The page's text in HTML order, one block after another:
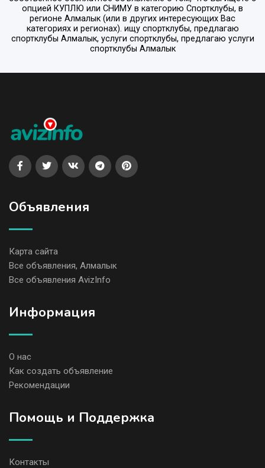
опцией КУПЛЮ или СНИМУ в категорию Спортклубы, в
регионе Алмалык (или в других интересующих Вас
категориях и регионах). ищу спортклубы, предлагаю
спортклубы Алмалык, услуги спортклубы, предлагаю услуги
спортклубы Алмалык
Объявления
Карта сайта
Все объявления, Алмалык
Все объявления AvizInfo
Информация
О нас
Как создать объявление
Рекомендации
Помощь и Поддержка
Контакты